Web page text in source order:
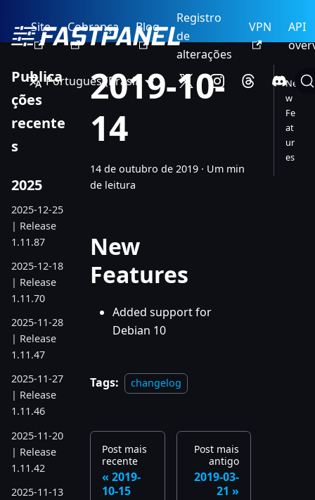
Site Cobrança Blog
Registro
de
alterações
VPN
API
Português (Brasil)
Publica
ções
recente
s
2025
2025-12-25
| Release
1.11.87
2025-12-18
| Release
1.11.70
2025-11-28
| Release
1.11.47
2025-11-27
| Release
1.11.46
2025-11-20
| Release
1.11.42
2025-11-13
2019-10-
14
14 de outubro de 2019 · Um min
de leitura
New
Features
Added support for
Debian 10
Tags: changelog
Post mais
recente
2019-
10-15
Post mais
antigo
2019-03-
21
Ne
w
Fe
at
ur
es